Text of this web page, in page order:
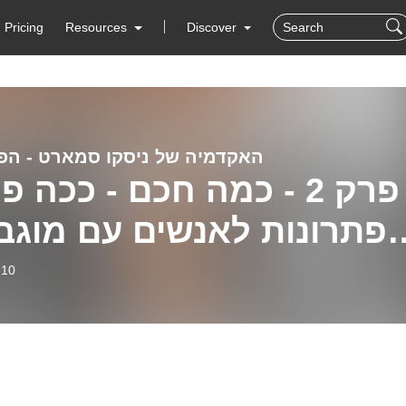
Pricing Resources Discover
האקדמיה של ניסקו סמארט -
פרק 2 - כמה חכם - ככה
פתרונות לאנשים עם
עם אורית